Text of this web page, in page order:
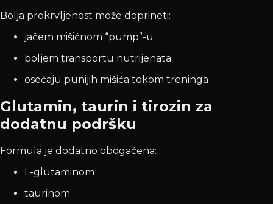
Bolja prokrvljenost može doprineti:
jačem mišićnom “pump”-u
boljem transportu nutrijenata
osećaju punijih mišića tokom treninga
Glutamin, taurin i tirozin za
dodatnu podršku
Formula je dodatno obogaćena:
L-glutaminom
taurinom